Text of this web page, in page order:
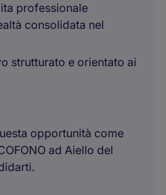
professionale
consolidata nel
strutturato e orientato ai
opportunità come
ad Aiello del